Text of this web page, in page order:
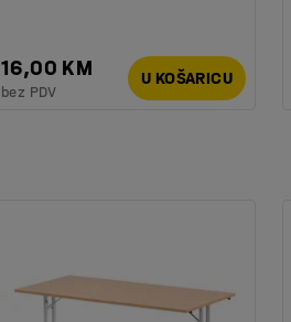
16,00 KM
bez PDV
U KOŠARICU